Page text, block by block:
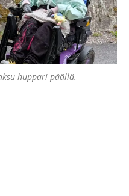
huppari päällä.